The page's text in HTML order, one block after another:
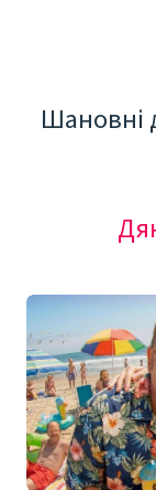
ДОГЛЯД ЗА
Шановні